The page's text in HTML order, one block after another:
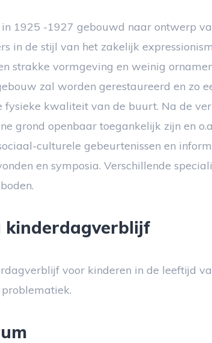
1925 -1927 gebouwd naar ontwerp
in de stijl van het zakelijk
strakke vormgeving en weinig
zal worden gerestaureerd en zo
fysieke kwaliteit van de buurt. Na de
grond openbaar toegankelijk zijn en
culturele gebeurtenissen en
en symposia. Verschillende
kinderdagverblijf
voor kinderen in de leeftijd